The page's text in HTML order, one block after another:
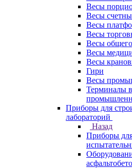
Весы
Весы
Весы
Весы
Весы
Весы
Весы
Гири
Весы
Терминалы
Приборы для
лабораторий
Назад
Приборы